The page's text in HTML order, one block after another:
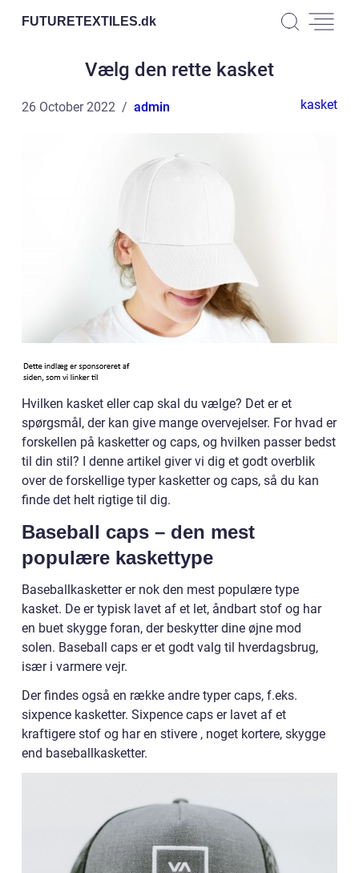
FUTURETEXTILES.dk
Vælg den rette kasket
26 October 2022 admin kasket
Hvilken kasket eller cap skal du vælge? Det er et
spørgsmål, der kan give mange overvejelser. For hvad er
forskellen på kasketter og caps, og hvilken passer bedst
til din stil? I denne artikel giver vi dig et godt overblik
over de forskellige typer kasketter og caps, så du kan
finde det helt rigtige til dig.
Baseball caps – den mest
populære kaskettype
Baseballkasketter er nok den mest populære type
kasket. De er typisk lavet af et let, åndbart stof og har
en buet skygge foran, der beskytter dine øjne mod
solen. Baseball caps er et godt valg til hverdagsbrug,
især i varmere vejr.
Der findes også en række andre typer caps, f.eks.
sixpence kasketter. Sixpence caps er lavet af et
kraftigere stof og har en stivere , noget kortere, skygge
end baseballkasketter.